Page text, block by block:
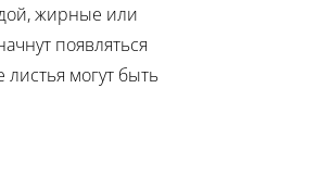
жирные или
появляться
могут быть